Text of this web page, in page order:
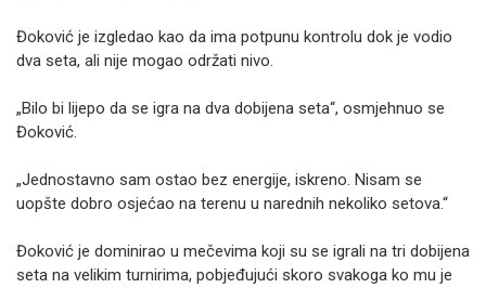
Đoković je izgledao kao da ima potpunu kontrolu dok je vodio
dva seta, ali nije mogao održati nivo.
„Bilo bi lijepo da se igra na dva dobijena seta“, osmjehnuo se
Đoković.
„Jednostavno sam ostao bez energije, iskreno. Nisam se
uopšte dobro osjećao na terenu u narednih nekoliko setova.“
Đoković je dominirao u mečevima koji su se igrali na tri dobijena
seta na velikim turnirima, pobjeđujući skoro svakoga ko mu je